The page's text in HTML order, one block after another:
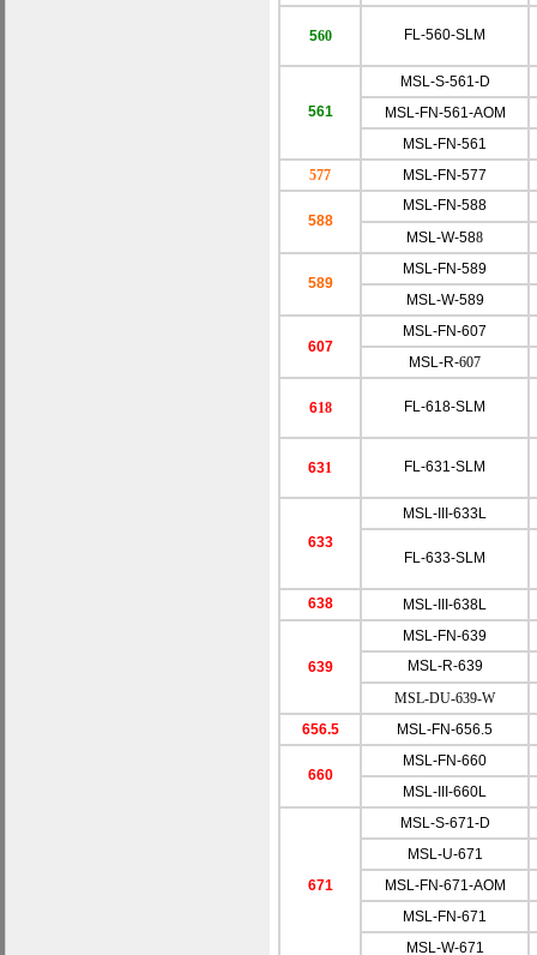
560 FL-560-SLM
561
MSL-S-561-D
MSL-FN-561-AOM
MSL-FN-561
577
MSL-FN-577
588
MSL-FN-588
MSL-W-588
589
MSL-FN-589
MSL-W-589
607
MSL-FN-607
MSL-R-607
618 FL-618-SLM
631 FL-631-SLM
633
MSL-III-633L
FL-633-SLM
638 MSL-III-638L
639
MSL-FN-639
MSL-R-639
MSL-DU-639-W
656.5
MSL-FN-656.5
660
MSL-FN-660
MSL-III-660L
671
MSL-S-671-D
MSL-U-671
MSL-FN-671-AOM
MSL-FN-671
MSL-W-671